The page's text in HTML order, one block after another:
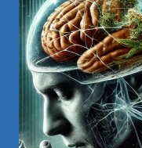
LEGADO
DE
LAS